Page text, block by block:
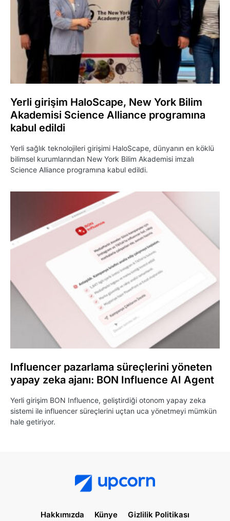
Yerli girişim HaloScape, New York Bilim
Akademisi Science Alliance programına
kabul edildi
Yerli sağlık teknolojileri girişimi HaloScape, dünyanın en köklü
bilimsel kurumlarından New York Bilim Akademisi imzalı
Science Alliance programına kabul edildi.
Influencer pazarlama süreçlerini yöneten
yapay zeka ajanı: BON Influence AI Agent
Yerli girişim BON Influence, geliştirdiği otonom yapay zeka
sistemi ile influencer süreçlerini uçtan uca yönetmeyi mümkün
hale getiriyor.
Hakkımızda Künye Gizlilik Politikası